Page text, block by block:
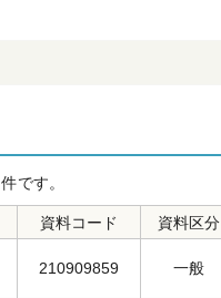
件です。
資料コード 資料区分
210909859 一般